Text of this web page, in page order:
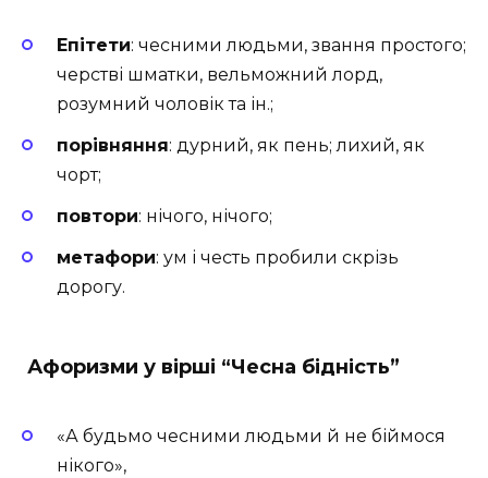
Епітети: чесними людьми, звання простого;
черстві шматки, вельможний лорд,
розумний чоловік та ін.;
порівняння: дурний, як пень; лихий, як
чорт;
повтори: нічого, нічого;
метафори: ум і честь пробили скрізь
дорогу.
Афоризми у вірші “Чесна бідність”
«А будьмо чесними людьми й не біймося
нікого»,